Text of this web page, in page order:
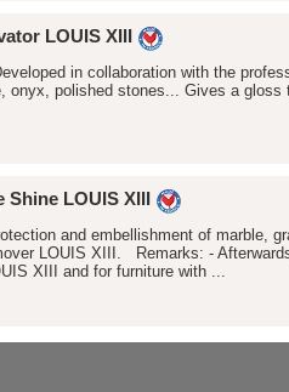
LOUIS XIII
in collaboration with the
onyx, polished stones... Gives a gloss
Shine LOUIS XIII
and embellishment of marble,
LOUIS XIII. Remarks: -
XIII and for furniture with ...